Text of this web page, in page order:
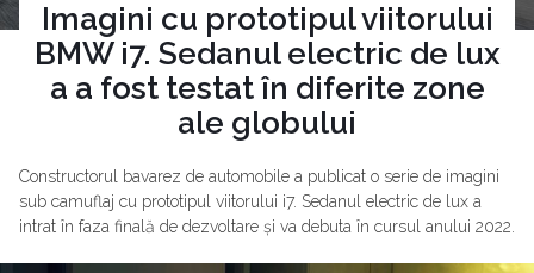
Imagini cu prototipul viitorului
BMW i7. Sedanul electric de lux
a a fost testat în diferite zone
ale globului
Constructorul bavarez de automobile a publicat o serie de imagini
sub camuflaj cu prototipul viitorului i7. Sedanul electric de lux a
intrat în faza finală de dezvoltare și va debuta în cursul anului 2022.